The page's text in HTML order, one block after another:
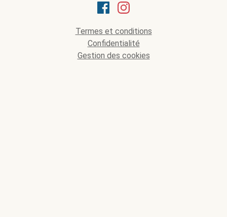
Termes et conditions
Confidentialité
Gestion des cookies